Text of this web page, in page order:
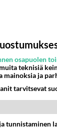
02-27 18:43:41
osapuolen
teknisiä
ja
tarvitsevat
tunnistaminen